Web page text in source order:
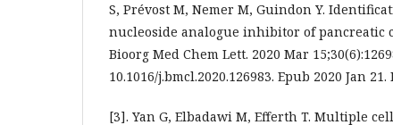
S, Prévost M, Nemer M, Guindon Y.
nucleoside analogue inhibitor of pancreatic
Bioorg Med Chem Lett. 2020 Mar
10.1016/j.bmcl.2020.126983. Epub 2020 Jan 21.
[3]. Yan G, Elbadawi M, Efferth T. Multiple